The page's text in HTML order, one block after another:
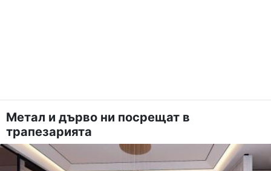
Метал и дърво ни посрещат в
трапезарията